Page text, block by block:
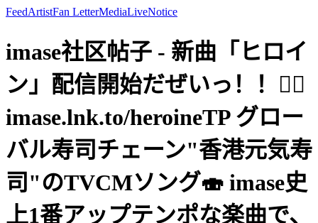
FeedArtistFan LetterMediaLiveNotice
imase社区帖子 - 新曲「ヒロイ
ン」配信開始だぜいっ！！🦸‍♀️
imase.lnk.to/heroineTP グロー
バル寿司チェーン"香港元気寿
司"のTVCMソング🍣 imase史
上1番アップテンポな楽曲で、